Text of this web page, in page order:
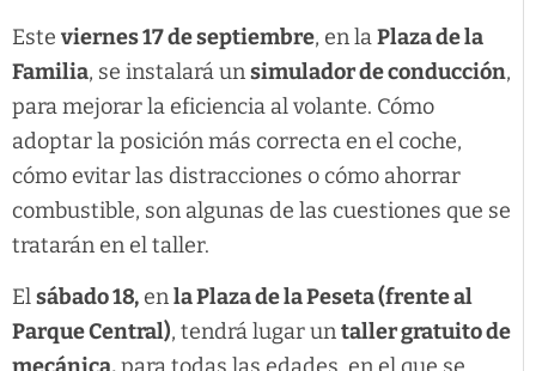
Este viernes 17 de septiembre, en laPlaza de la
Familia, se instalará unsimulador de conducción,
para mejorar la eficiencia al volante. Cómo
adoptar la posición más correcta en el coche,
cómo evitar las distracciones o cómo ahorrar
combustible, son algunas de las cuestiones que se
tratarán en el taller.
Elsábado 18, enla Plaza de la Peseta (frente al
Parque Central), tendrá lugar untaller gratuito de